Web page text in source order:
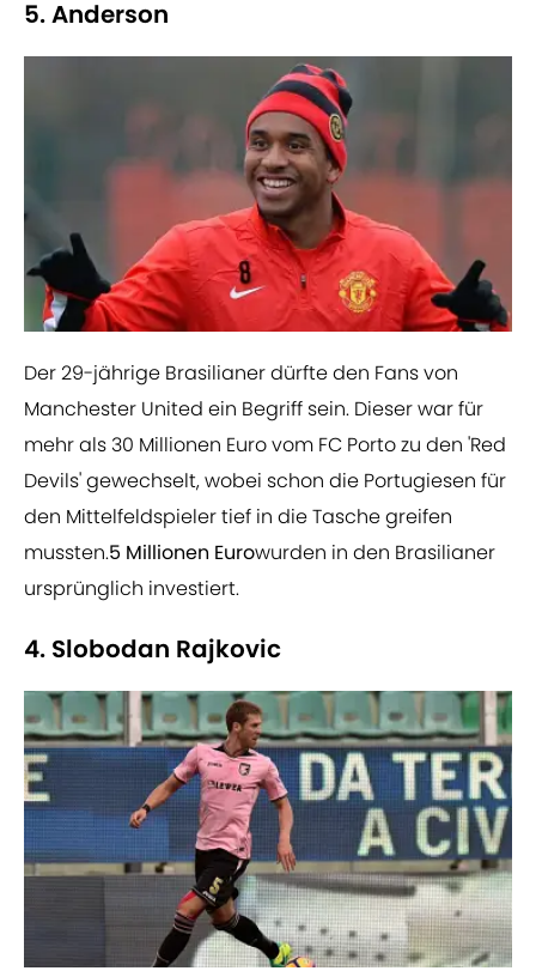
5. Anderson
Der 29-jährige Brasilianer dürfte den Fans von
Manchester United ein Begriff sein. Dieser war für
mehr als 30 Millionen Euro vom FC Porto zu den 'Red
Devils' gewechselt, wobei schon die Portugiesen für
den Mittelfeldspieler tief in die Tasche greifen
mussten.5 Millionen Eurowurden in den Brasilianer
ursprünglich investiert.
4. Slobodan Rajkovic